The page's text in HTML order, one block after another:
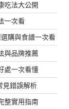
吃法大公開
一次看
購與食譜一次看
與品牌推薦
處一次看懂
見錯誤解析
整實用指南